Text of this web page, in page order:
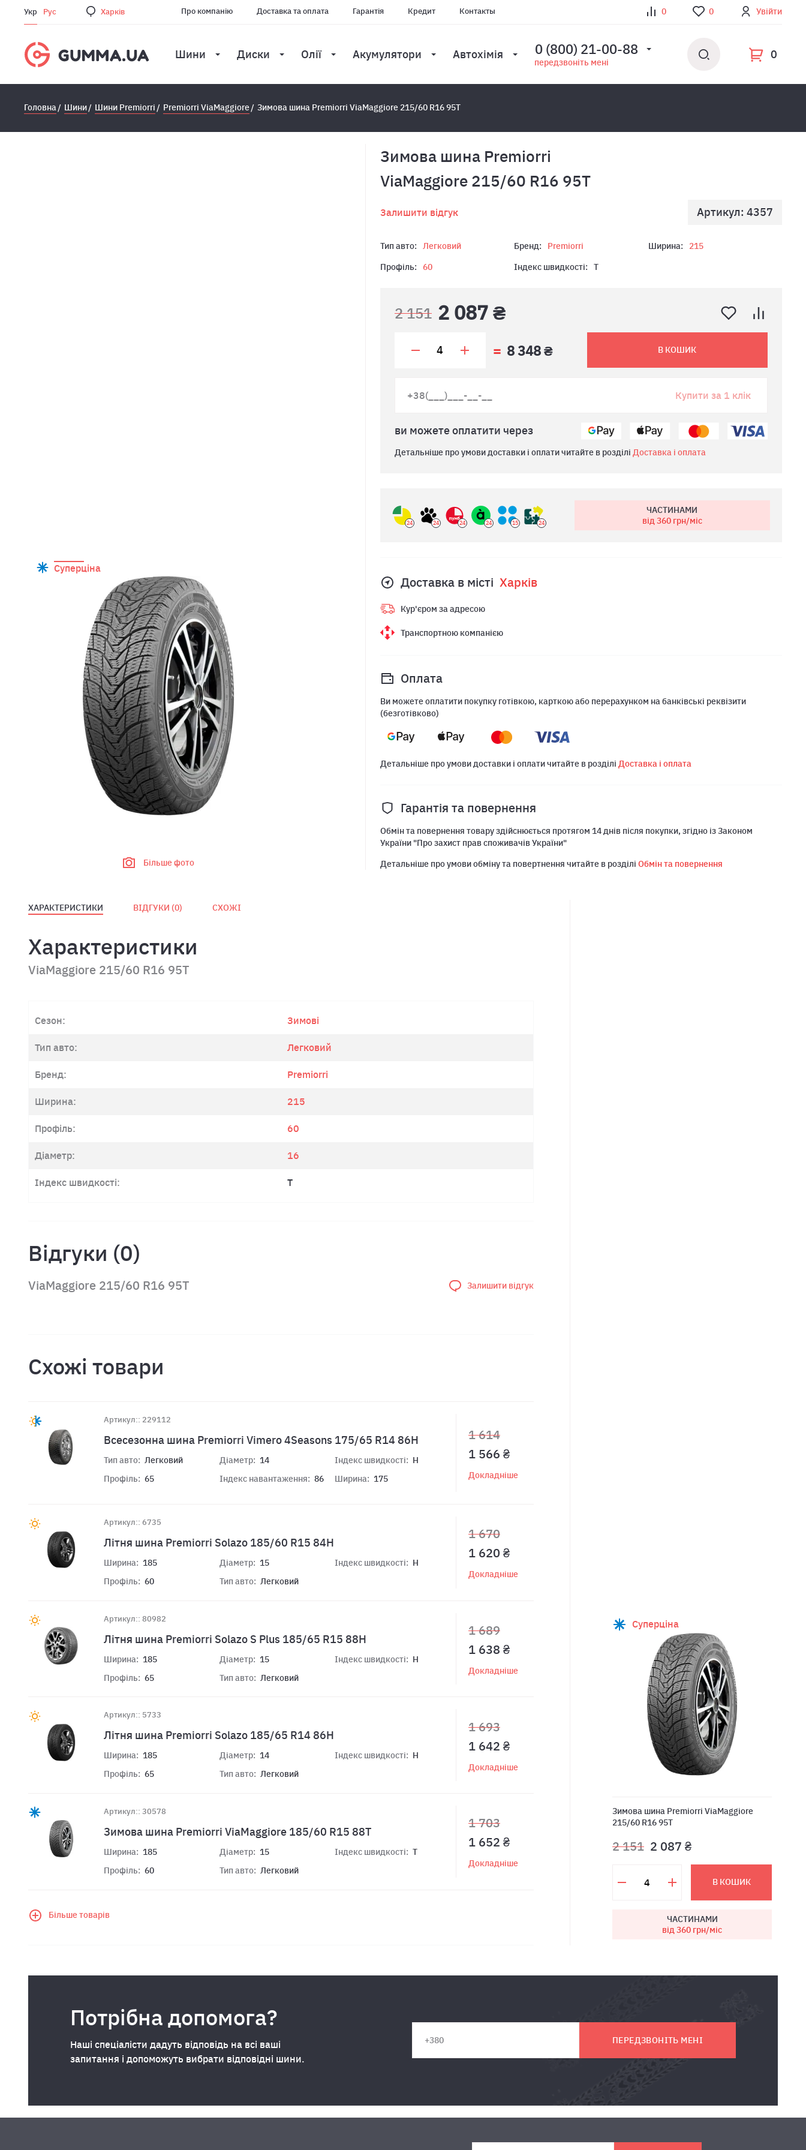
Укр Рус Харкiв Про компанію Доставка та оплата Гарантія Кредит Контакты 0 0 Увійти
Шини Диски Олії Акумулятори Автохімія 0 (800) 21-00-88
передзвоніть мені
0
Головна Шини Шини Premiorri Premiorri ViaMaggiore Зимова шина Premiorri ViaMaggiore 215/60 R16 95T
Суперціна
Більше фото
Зимова шина Premiorri
ViaMaggiore 215/60 R16 95T
Залишити відгук Артикул: 4357
Тип авто: Легковий Бренд: Premiorri Ширина:
215
Профіль:
60 Індекс швидкості: T
2 151 2 087 ₴
8 348 ₴ В КОШИК
Купити за 1 клік
ви можете оплатити через
Детальніше про умови доставки і оплати читайте в розділі Доставка і оплата
24 24 24 24 15 24
ЧАСТИНАМИ
від 360грн/міс
Доставка в місті Харкiв
Кур'єром за адресою
Транспортною компанією
Оплата
Ви можете оплатити покупку готівкою, карткою або перерахунком на банківські реквізити
(безготівково)
Детальніше про умови доставки і оплати читайте в розділі Доставка і оплата
Гарантія та повернення
Обмін та повернення товару здійснюється протягом 14 днів після покупки, згідно із Законом
України "Про захист прав споживачів України"
Детальніше про умови обміну та повертнення читайте в розділі Обмін та повернення
ХАРАКТЕРИСТИКИ ВІДГУКИ (0) СХОЖІ
Характеристики
ViaMaggiore 215/60 R16 95T
Сезон: Зимові
Тип авто: Легковий
Бренд: Premiorri
Ширина: 215
Профіль: 60
Діаметр: 16
Індекс швидкості: T
Відгуки (0)
ViaMaggiore 215/60 R16 95T Залишити відгук
Схожі товари
Артикул:: 229112
Всесезонна шина Premiorri Vimero 4Seasons 175/65 R14 86H
Тип авто: Легковий
Профіль: 65
Діаметр: 14
Індекс навантаження: 86
Індекс швидкості: H
Ширина: 175
1 614
1 566 ₴
Докладніше
Артикул:: 6735
Літня шина Premiorri Solazo 185/60 R15 84H
Ширина: 185
Профіль: 60
Діаметр: 15
Тип авто: Легковий
Індекс швидкості: H
1 670
1 620 ₴
Докладніше
Артикул:: 80982
Літня шина Premiorri Solazo S Plus 185/65 R15 88H
Ширина: 185
Профіль: 65
Діаметр: 15
Тип авто: Легковий
Індекс швидкості: H
1 689
1 638 ₴
Докладніше
Артикул:: 5733
Літня шина Premiorri Solazo 185/65 R14 86H
Ширина: 185
Профіль: 65
Діаметр: 14
Тип авто: Легковий
Індекс швидкості: H
1 693
1 642 ₴
Докладніше
Артикул:: 30578
Зимова шина Premiorri ViaMaggiore 185/60 R15 88T
Ширина: 185
Профіль: 60
Діаметр: 15
Тип авто: Легковий
Індекс швидкості: T
1 703
1 652 ₴
Докладніше
Більше товарів
Суперціна
Зимова шина Premiorri ViaMaggiore
215/60 R16 95T
2 151 2 087 ₴
В КОШИК
ЧАСТИНАМИ
від 360 грн/міс
Потрібна допомога?
Наші спеціалісти дадуть відповідь на всі ваші
запитання і допоможуть вибрати відповідні шини.
ПЕРЕДЗВОНІТЬ МЕНІ